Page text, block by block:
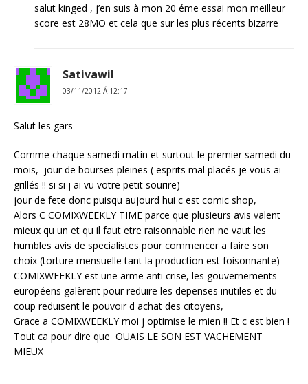
salut kinged , j’en suis à mon 20 éme essai mon meilleur
score est 28MO et cela que sur les plus récents bizarre
Sativawil
03/11/2012 Á 12:17
Salut les gars
Comme chaque samedi matin et surtout le premier samedi du
mois, jour de bourses pleines ( esprits mal placés je vous ai
grillés !! si si j ai vu votre petit sourire)
jour de fete donc puisqu aujourd hui c est comic shop,
Alors C COMIXWEEKLY TIME parce que plusieurs avis valent
mieux qu un et qu il faut etre raisonnable rien ne vaut les
humbles avis de specialistes pour commencer a faire son
choix (torture mensuelle tant la production est foisonnante)
COMIXWEEKLY est une arme anti crise, les gouvernements
européens galèrent pour reduire les depenses inutiles et du
coup reduisent le pouvoir d achat des citoyens,
Grace a COMIXWEEKLY moi j optimise le mien !! Et c est bien !
Tout ca pour dire que OUAIS LE SON EST VACHEMENT
MIEUX